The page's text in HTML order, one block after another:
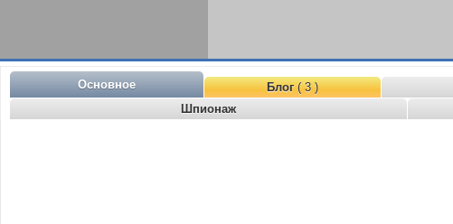
Основное Блог( 3 )
Шпионаж